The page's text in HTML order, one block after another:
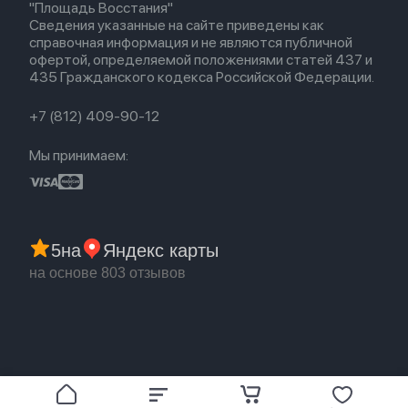
Оплата и доставка
Партнерская программа
Гарантия
Обмен и возврат
Бонусы
Популярное
Акции
"Площадь Восстания"
Сведения указанные на сайте приведены как
справочная информация и не являются публичной
офертой, определяемой положениями статей 437 и
435 Гражданского кодекса Российской Федерации.
+7 (812) 409-90-12
Мы принимаем:
5на Яндекс карты
на основе 803 отзывов